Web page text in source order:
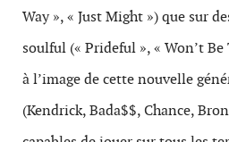
Way », « Just Might ») que sur
soulful (« Prideful », « Won’t Be
à l’image de cette nouvelle
(Kendrick, Bada$$, Chance,